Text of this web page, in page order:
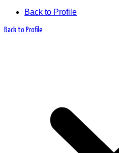
Back to Profile
Back to Profile